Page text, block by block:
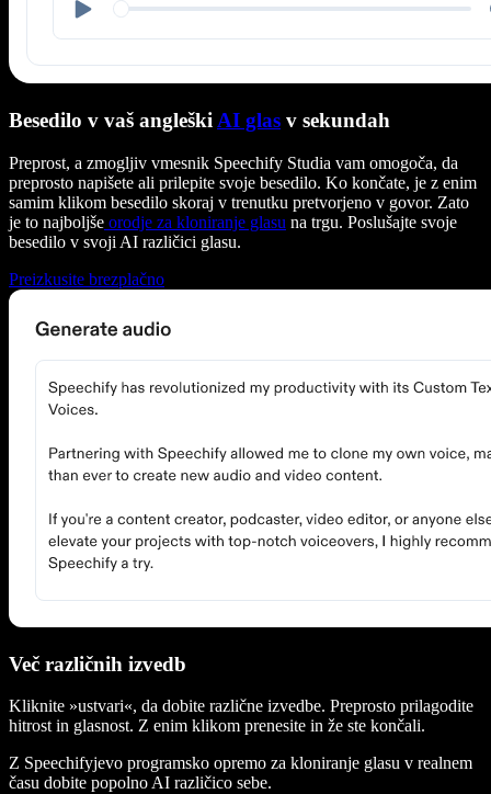
Besedilo v vaš angleški AI glas v sekundah
Preprost, a zmogljiv vmesnik Speechify Studia vam omogoča, da
preprosto napišete ali prilepite svoje besedilo. Ko končate, je z enim
samim klikom besedilo skoraj v trenutku pretvorjeno v govor. Zato
je to najboljše orodje za kloniranje glasu na trgu. Poslušajte svoje
besedilo v svoji AI različici glasu.
Preizkusite brezplačno
Več različnih izvedb
Kliknite »ustvari«, da dobite različne izvedbe. Preprosto prilagodite
hitrost in glasnost. Z enim klikom prenesite in že ste končali.
Z Speechifyjevo programsko opremo za kloniranje glasu v realnem
času dobite popolno AI različico sebe.